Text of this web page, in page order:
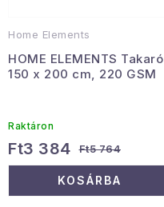
Home Elements
HOME ELEMENTS Takaró
150 x 200 cm, 220 GSM
Raktáron
Ft3 384 Ft5 764
KOSÁRBA